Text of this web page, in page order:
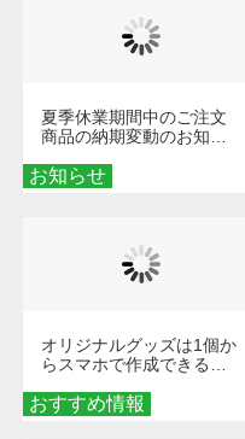
お知らせ
夏季休業期間中のご注文
商品の納期変動のお知ら
おすすめ情報
オリジナルグッズは1個か
らスマホで作成できる！
くなる巾着＆ポーチ活用
術